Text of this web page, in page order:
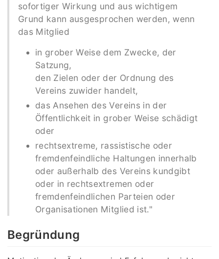
sofortiger Wirkung und aus wichtigem
Grund kann ausgesprochen werden, wenn
das Mitglied
in grober Weise dem Zwecke, der
Satzung,
den Zielen oder der Ordnung des
Vereins zuwider handelt,
das Ansehen des Vereins in der
Öffentlichkeit in grober Weise schädigt
oder
rechtsextreme, rassistische oder
fremdenfeindliche Haltungen innerhalb
oder außerhalb des Vereins kundgibt
oder in rechtsextremen oder
fremdenfeindlichen Parteien oder
Organisationen Mitglied ist."
Begründung